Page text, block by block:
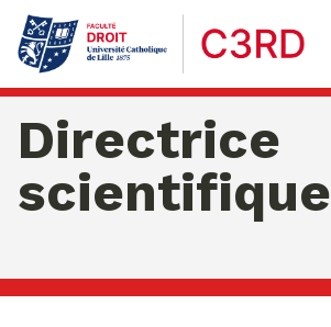
Directrice
scientifique